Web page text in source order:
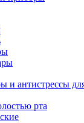
и антистрессы
рта